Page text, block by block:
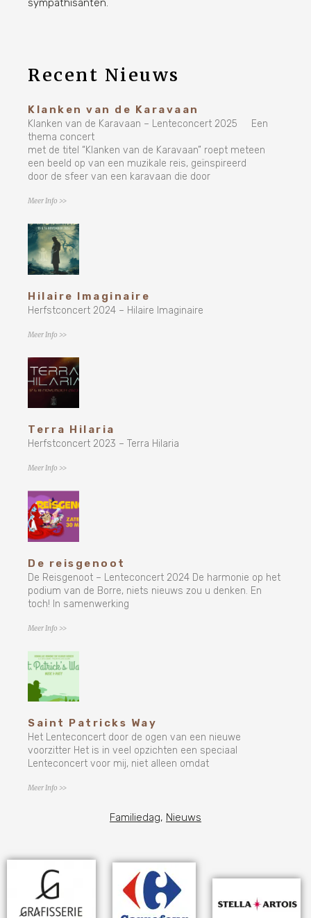
sympathisanten.
Recent Nieuws
Klanken van de Karavaan
Klanken van de Karavaan – Lenteconcert 2025 Een
thema concert
met de titel “Klanken van de Karavaan” roept meteen
een beeld op van een muzikale reis, geïnspireerd
door de sfeer van een karavaan die door
Meer Info >>
Hilaire Imaginaire
Herfstconcert 2024 – Hilaire Imaginaire
Meer Info >>
Terra Hilaria
Herfstconcert 2023 – Terra Hilaria
Meer Info >>
De reisgenoot
De Reisgenoot – Lenteconcert 2024 De harmonie op het
podium van de Borre, niets nieuws zou u denken. En
toch! In samenwerking
Meer Info >>
Saint Patricks Way
Het Lenteconcert door de ogen van een nieuwe
voorzitter Het is in veel opzichten een speciaal
Lenteconcert voor mij, niet alleen omdat
Meer Info >>
Familiedag, Nieuws